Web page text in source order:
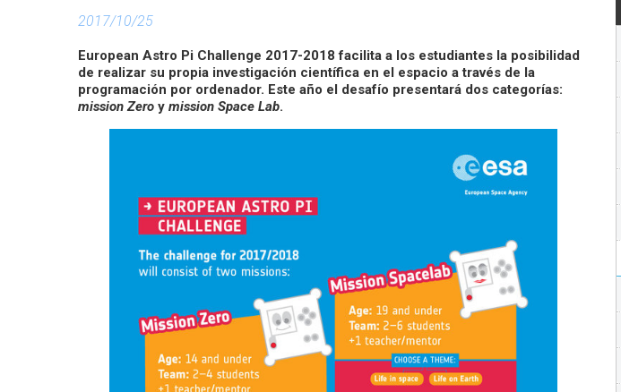
2017/10/25
European Astro Pi Challenge 2017-2018 facilita a los estudiantes la posibilidad
de realizar su propia investigación científica en el espacio a través de la
programación por ordenador. Este año el desafío presentará dos categorías:
mission Zero y mission Space Lab.